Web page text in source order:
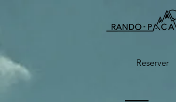
Reserver